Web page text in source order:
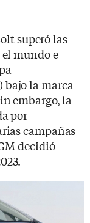
superó las
mundo e
la marca
embargo, la
por
campañas
decidió